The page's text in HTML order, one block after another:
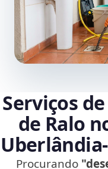
Serviços
de Ralo
Procurando